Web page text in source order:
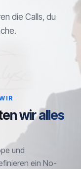
die Calls, du
wir alles
und
ein No-